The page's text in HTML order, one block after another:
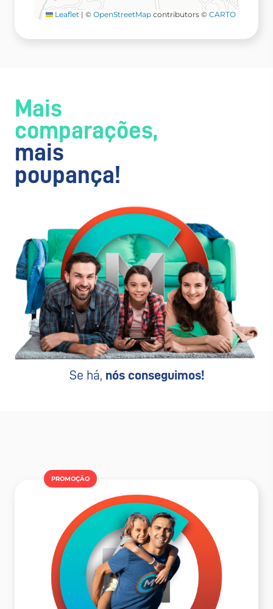
Leaflet | © OpenStreetMap contributors © CARTO
Mais
comparações,
mais
poupança!
Se há, nós conseguimos!
PROMOÇÂO